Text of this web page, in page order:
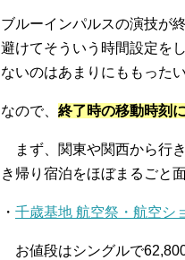
ブルーインパルスの演技が
避けてそういう時間設定を
ないのはあまりにももった
なので、 終了時の移動時刻
まず、関東や関西から行
き帰り宿泊をほぼまるごと
・ 千歳基地 航空祭・航空シ
お値段はシングルで